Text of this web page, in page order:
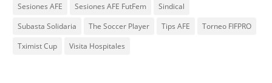
Sesiones AFE
Sesiones AFE FutFem
Sindical
Subasta Solidaria
The Soccer Player Tips AFE
Torneo FIFPRO
Tximist Cup
Visita Hospitales